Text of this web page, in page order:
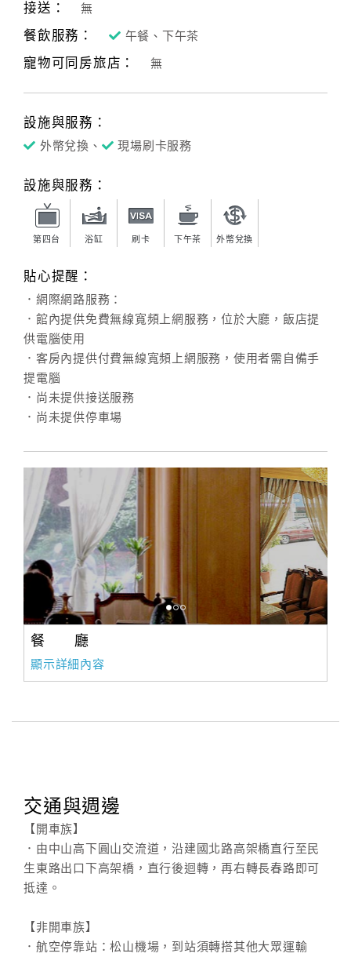
接送： 無
餐飲服務： 午餐、下午茶
寵物可同房旅店： 無
設施與服務：
外幣兌換、 現場刷卡服務
設施與服務：
第四台 浴缸 刷卡 下午茶 外幣兌換
貼心提醒：
．網際網路服務：
．館內提供免費無線寬頻上網服務，位於大廳，飯店提
供電腦使用
．客房內提供付費無線寬頻上網服務，使用者需自備手
提電腦
．尚未提供接送服務
．尚未提供停車場
餐 廳
顯示詳細內容
交通與週邊
【開車族】
．由中山高下圓山交流道，沿建國北路高架橋直行至民
生東路出口下高架橋，直行後迴轉，再右轉長春路即可
抵達。
【非開車族】
．航空停靠站：松山機場，到站須轉搭其他大眾運輸